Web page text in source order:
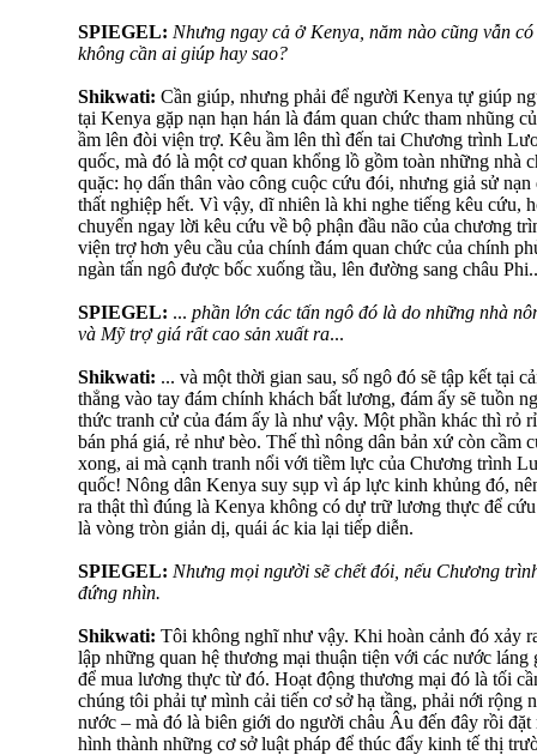
SPIEGEL: Nhưng ngay cả ở Kenya, năm nào cũng vẫn
không cần ai giúp hay sao?
Shikwati: Cần giúp, nhưng phải để người Kenya tự giúp
tại Kenya gặp nạn hạn hán là đám quan chức tham nhũng
ầm lên đòi viện trợ. Kêu ầm lên thì đến tai Chương trình
quốc, mà đó là một cơ quan khổng lồ gồm toàn những nhà
quặc: họ dấn thân vào công cuộc cứu đói, nhưng giả sử
thất nghiệp hết. Vì vậy, dĩ nhiên là khi nghe tiếng kêu cứu,
chuyển ngay lời kêu cứu về bộ phận đầu não của chương
viện trợ hơn yêu cầu của chính đám quan chức của chính
ngàn tấn ngô được bốc xuống tầu, lên đường sang châu
SPIEGEL: ... phần lớn các tấn ngô đó là do những nhà
và Mỹ trợ giá rất cao sản xuất ra...
Shikwati: ... và một thời gian sau, số ngô đó sẽ tập kết tại
thẳng vào tay đám chính khách bất lương, đám ấy sẽ tuồn
thức tranh cử của đám ấy là như vậy. Một phần khác thì rỏ
bán phá giá, rẻ như bèo. Thế thì nông dân bản xứ còn cầm
xong, ai mà cạnh tranh nổi với tiềm lực của Chương trình
quốc! Nông dân Kenya suy sụp vì áp lực kinh khủng đó,
ra thật thì đúng là Kenya không có dự trữ lương thực để
là vòng tròn giản dị, quái ác kia lại tiếp diễn.
SPIEGEL: Nhưng mọi người sẽ chết đói, nếu Chương
đứng nhìn.
Shikwati: Tôi không nghĩ như vậy. Khi hoàn cảnh đó xảy
lập những quan hệ thương mại thuận tiện với các nước láng
để mua lương thực từ đó. Hoạt động thương mại đó là tối
chúng tôi phải tự mình cải tiến cơ sở hạ tầng, phải nới rộng
nước – mà đó là biên giới do người châu Âu đến đây rồi
hình thành những cơ sở luật pháp để thúc đẩy kinh tế thị